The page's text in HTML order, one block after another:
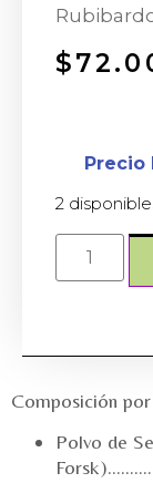
$
Precio
2
Composición por
Polvo de